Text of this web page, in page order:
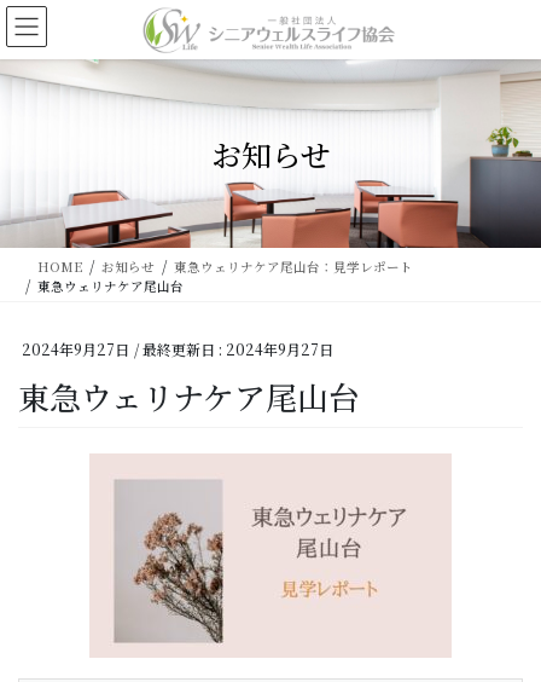
コ
ン
テ
ン
ナ
ビ
ゲ
ー
移
お知らせ
HOME お知らせ
東急ウェリナケア尾山台：見学レポート
東急ウェリナケア尾山台
2024年9月27日 / 最終更新日 : 2024年9月27日
東急ウェリナケア尾山台